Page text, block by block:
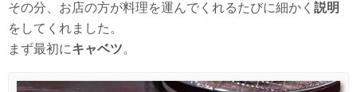
その分、お店の方が料理を運んでくれるたびに細かく 説明
をしてくれました。
まず最初にキャベツ。